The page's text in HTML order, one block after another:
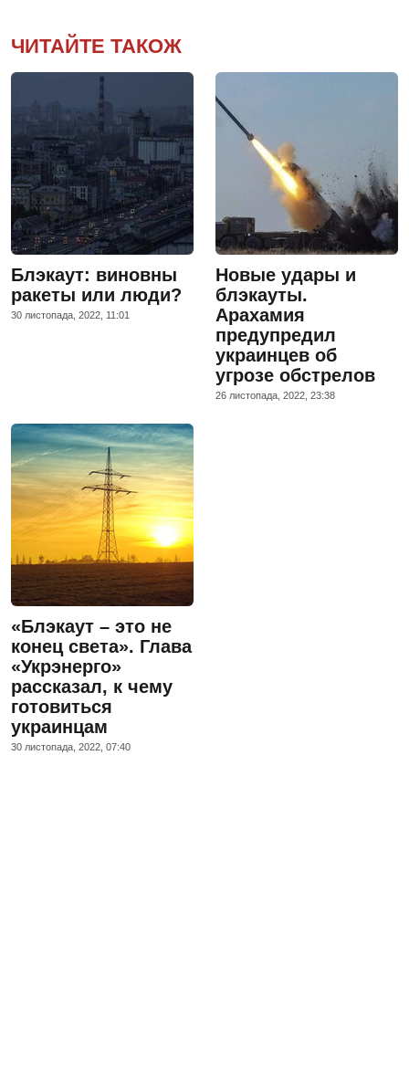
ЧИТАЙТЕ ТАКОЖ
Блэкаут: виновны
ракеты или люди?
30 листопада, 2022, 11:01
Новые удары и
блэкауты.
Арахамия
предупредил
украинцев об
угрозе обстрелов
26 листопада, 2022, 23:38
«Блэкаут – это не
конец света». Глава
«Укрэнерго»
рассказал, к чему
готовиться
украинцам
30 листопада, 2022, 07:40